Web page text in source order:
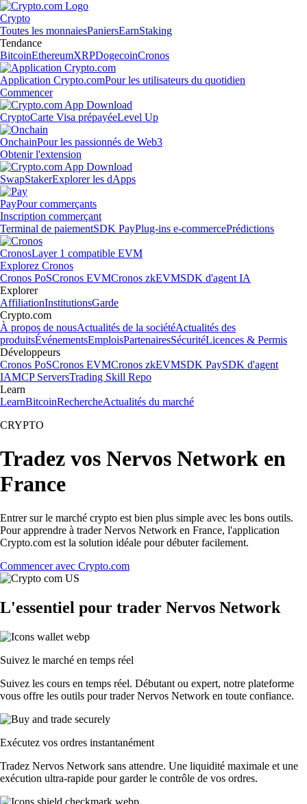
Crypto
Toutes les monnaiesPaniersEarnStaking
Tendance
BitcoinEthereumXRPDogecoinCronos
Application Crypto.comPour les utilisateurs du quotidien
Commencer
CryptoCarte Visa prépayéeLevel Up
OnchainPour les passionnés de Web3
Obtenir l'extension
SwapStakerExplorer les dApps
PayPour commerçants
Inscription commerçant
Terminal de paiementSDK PayPlug-ins e-commercePrédictions
CronosLayer 1 compatible EVM
Explorez Cronos
Cronos PoSCronos EVMCronos zkEVMSDK d'agent IA
Explorer
AffiliationInstitutionsGarde
Crypto.com
À propos de nousActualités de la sociétéActualités des
produitsÉvénementsEmploisPartenairesSécuritéLicences & Permis
Développeurs
Cronos PoSCronos EVMCronos zkEVMSDK PaySDK d'agent
IAMCP ServersTrading Skill Repo
Learn
LearnBitcoinRechercheActualités du marché
CRYPTO
Tradez vos Nervos Network en
France
Entrer sur le marché crypto est bien plus simple avec les bons outils.
Pour apprendre à trader Nervos Network en France, l'application
Crypto.com est la solution idéale pour débuter facilement.
Commencer avec Crypto.com
L'essentiel pour trader Nervos Network
Suivez le marché en temps réel
Suivez les cours en temps réel. Débutant ou expert, notre plateforme
vous offre les outils pour trader Nervos Network en toute confiance.
Exécutez vos ordres instantanément
Tradez Nervos Network sans attendre. Une liquidité maximale et une
exécution ultra-rapide pour garder le contrôle de vos ordres.